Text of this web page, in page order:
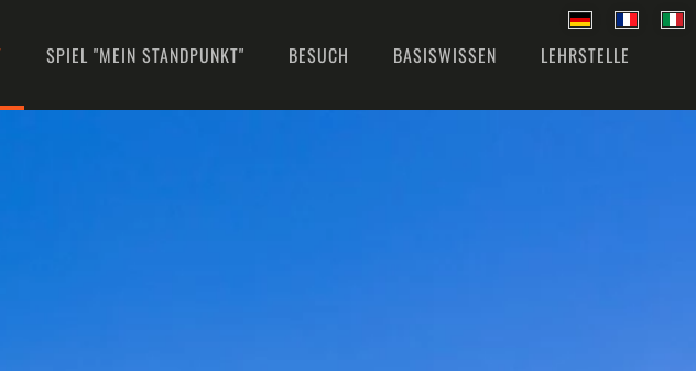
SPIEL "MEIN STANDPUNKT" BESUCH BASISWISSEN LEHRSTELLE